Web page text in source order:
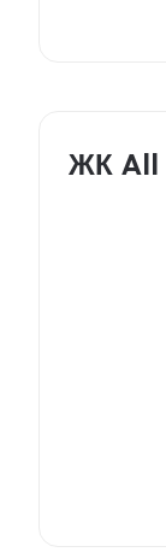
ЖК All